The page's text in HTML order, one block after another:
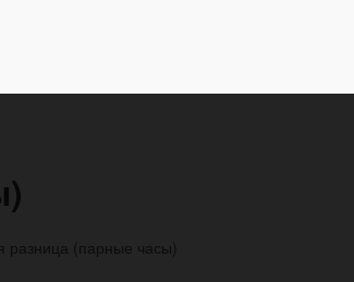
разница (парные часы)